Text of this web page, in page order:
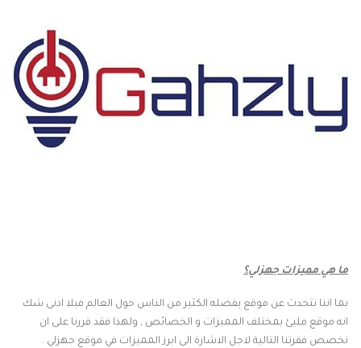
ما هي مميزات جهزلي؟
بما اننا نتحدث عن موقع يفضله الكثير من الناس حول العالم فبلا ادنى شك
انه موقع مليئ بمختلف المميزات و الخصائص , ولهذا فقد قررنا على ان
نخصص فقرتنا التالية لاجل الاشارة الى ابرز المميزات في موقع جهزلي .